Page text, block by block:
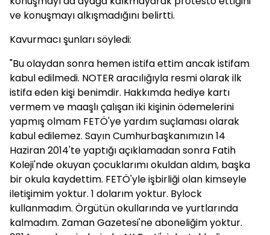
ve konuşmayı alkışmadığını belirtti.
Kavurmacı şunları söyledi:
"Bu olaydan sonra hemen istifa ettim ancak istifam
kabul edilmedi. NOTER aracılığıyla resmi olarak ilk
istifa eden kişi benimdir. Hakkımda hediye kartı
vermem ve maaşlı çalışan iki kişinin ödemelerini
yapmış olmam FETÖ'ye yardım suçlaması olarak
kabul edilemez. Sayın Cumhurbaşkanımızın 14
Haziran 2014'te yaptığı açıklamadan sonra Fatih
Koleji'nde okuyan çocuklarımı okuldan aldım, başka
bir okula kaydettim. FETÖ'yle işbirliği olan kimseyle
iletişimim yoktur. 1 dolarım yoktur. Bylock
kullanmadım. Örgütün okullarında ve yurtlarında
kalmadım. Zaman Gazetesi'ne aboneliğim yoktur.